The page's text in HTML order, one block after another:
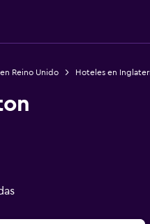
Reino Unido Hoteles en